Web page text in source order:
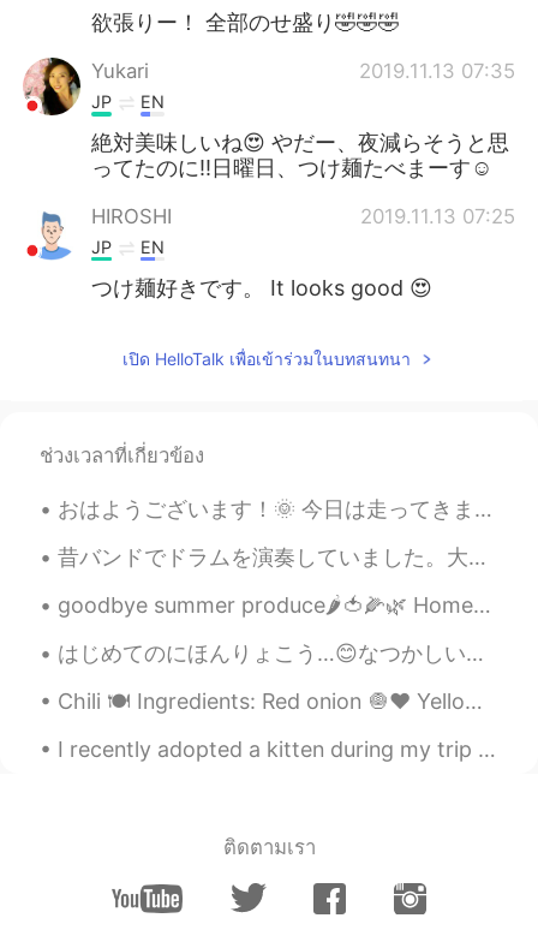
欲張りー！ 全部のせ盛り🤣🤣🤣
Yukari 2019.11.13 07:35
JP EN
絶対美味しいね😍 やだー、夜減らそうと思
ってたのに!!日曜日、つけ麺たべまーす☺️
HIROSHI 2019.11.13 07:25
JP EN
つけ麺好きです。 It looks good 😍
เปิด HelloTalk เพื่อเข้าร่วมในบทสนทนา
ช่วงเวลาที่เกี่ยวข้อง
おはようございます！🌞 今日は走ってきました。 3キロぐらい走ったら、つまずいて転んでしまいました。両膝を擦りむいて怪我をしてしまいました。🥺💦 子供みたいですね。(笑) みんな今日頑張ってくだ...
昔バンドでドラムを演奏していました。大学で勉強のために町に引っ越してから、練習をやめました。ドラムセットは大きく、音は隣人を邪魔しますので。ちょっと残念ですよね。😳将来もう一度やりたいですね!😊😊
goodbye summer produce🌶🍅🌽🌿 Homemade tomato sauce, broth and corn are in the freezer to share wit...
はじめてのにほんりょこう…😊なつかしい！😅🇯🇵 パフォーマンスをおどった😊🤗 たのしかった！ほんとにあつかったからなつやすみでした😅😅 でもいつもおぼえる！😊 もいちどいきたい！😁 ところで...
Chili 🍽 Ingredients: Red onion 🧅♥️ Yellow onion 🧅💛 Serrano peppers 🌶 Garlic cloves 🧄 Olive oil...
I recently adopted a kitten during my trip to Alberta. Her name is Sophie. She is three months ol...
ติดตามเรา